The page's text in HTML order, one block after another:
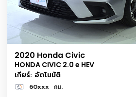
2020 Honda Civic
HONDA CIVIC 2.0 e HEV
เกียร์: อัตโนมัติ
60xxx กม.